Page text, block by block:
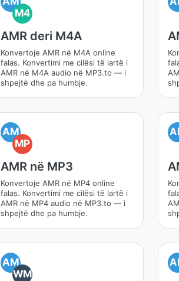
M4
AMR deri M4A
Konvertoje AMR në M4A online
falas. Konvertimi me cilësi të lartë i
AMR në M4A audio në MP3.to — i
shpejtë dhe pa humbje.
AM
MP
AMR në MP3
Konvertoje AMR në MP4 online
falas. Konvertimi me cilësi të lartë i
AMR në MP4 audio në MP3.to — i
shpejtë dhe pa humbje.
AM
WM